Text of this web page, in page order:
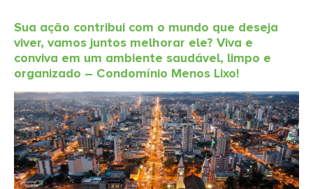
Sua ação contribui com o mundo que deseja
viver, vamos juntos melhorar ele? Viva e
conviva em um ambiente saudável, limpo e
organizado – Condomínio Menos Lixo!